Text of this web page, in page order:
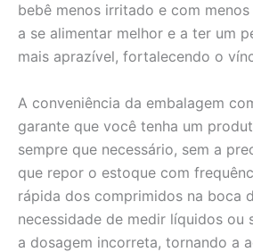
bebê menos irritado e com
a se alimentar melhor e a ter um
mais aprazível, fortalecendo o
A conveniência da embalagem
garante que você tenha um
sempre que necessário, sem a
que repor o estoque com
rápida dos comprimidos na boca
necessidade de medir líquidos ou
a dosagem incorreta, tornando a